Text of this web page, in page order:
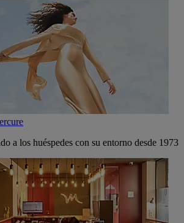
a los huéspedes con su entorno desde 1973